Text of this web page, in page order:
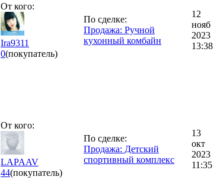
От кого:
Ira9311
0(покупатель)
По сделке:
Продажа: Ручной
кухонный комбайн
12
нояб
2023
13:38
От кого:
LAPAAV
44(покупатель)
По сделке:
Продажа: Детский
спортивный комплекс
13
окт
2023
11:35